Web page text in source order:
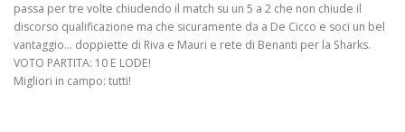
passa per tre volte chiudendo il match su un 5 a 2 che non chiude il
discorso qualificazione ma che sicuramente da a De Cicco e soci un bel
vantaggio… doppiette di Riva e Mauri e rete di Benanti per la Sharks.
VOTO PARTITA: 10 E LODE!
Migliori in campo: tutti!